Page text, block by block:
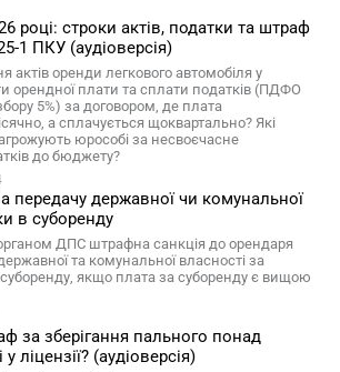
році: строки актів, податки та штраф
1 ПКУ (аудіоверсія)
актів оренди легкового автомобіля у
орендної плати та сплати податків (ПДФО
5%) за договором, де плата
а сплачується щоквартально? Які
юрособі за несвоєчасне
до бюджету?
передачу державної чи комунальної
в суборенду
ДПС штрафна санкція до орендаря
та комунальної власності за
якщо плата за суборенду є вищою
за зберігання пального понад
ліцензії? (аудіоверсія)